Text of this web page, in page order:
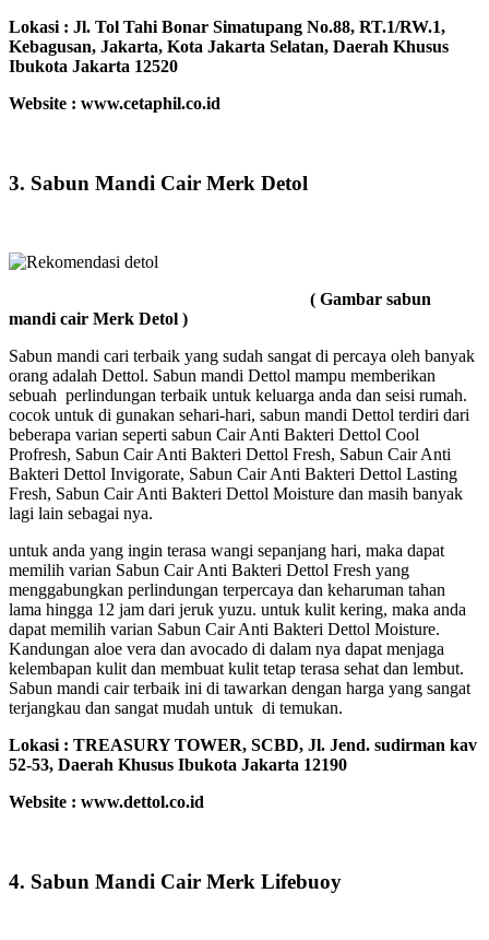
Lokasi : Jl. Tol Tahi Bonar Simatupang No.88, RT.1/RW.1,
Kebagusan, Jakarta, Kota Jakarta Selatan, Daerah Khusus
Ibukota Jakarta 12520
Website : www.cetaphil.co.id
3. Sabun Mandi Cair Merk Detol
( Gambar sabun
mandi cair Merk Detol )
Sabun mandi cari terbaik yang sudah sangat di percaya oleh banyak
orang adalah Dettol. Sabun mandi Dettol mampu memberikan
sebuah perlindungan terbaik untuk keluarga anda dan seisi rumah.
cocok untuk di gunakan sehari-hari, sabun mandi Dettol terdiri dari
beberapa varian seperti sabun Cair Anti Bakteri Dettol Cool
Profresh, Sabun Cair Anti Bakteri Dettol Fresh, Sabun Cair Anti
Bakteri Dettol Invigorate, Sabun Cair Anti Bakteri Dettol Lasting
Fresh, Sabun Cair Anti Bakteri Dettol Moisture dan masih banyak
lagi lain sebagai nya.
untuk anda yang ingin terasa wangi sepanjang hari, maka dapat
memilih varian Sabun Cair Anti Bakteri Dettol Fresh yang
menggabungkan perlindungan terpercaya dan keharuman tahan
lama hingga 12 jam dari jeruk yuzu. untuk kulit kering, maka anda
dapat memilih varian Sabun Cair Anti Bakteri Dettol Moisture.
Kandungan aloe vera dan avocado di dalam nya dapat menjaga
kelembapan kulit dan membuat kulit tetap terasa sehat dan lembut.
Sabun mandi cair terbaik ini di tawarkan dengan harga yang sangat
terjangkau dan sangat mudah untuk di temukan.
Lokasi : TREASURY TOWER, SCBD, Jl. Jend. sudirman kav
52-53, Daerah Khusus Ibukota Jakarta 12190
Website : www.dettol.co.id
4. Sabun Mandi Cair Merk Lifebuoy